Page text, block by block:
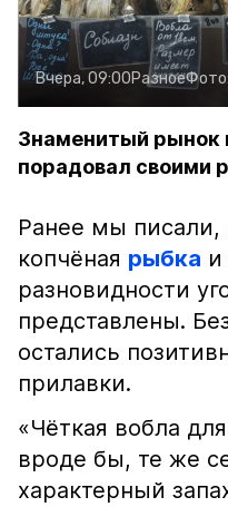
Вчера, 09:00РазноеФото:
Знаменитый рынок
порадовал своими
Ранее мы
копчёная рыбка и
разновидности
представлены.
остались
прилавки.
«Чёткая вобла
вроде бы, те же
характерный